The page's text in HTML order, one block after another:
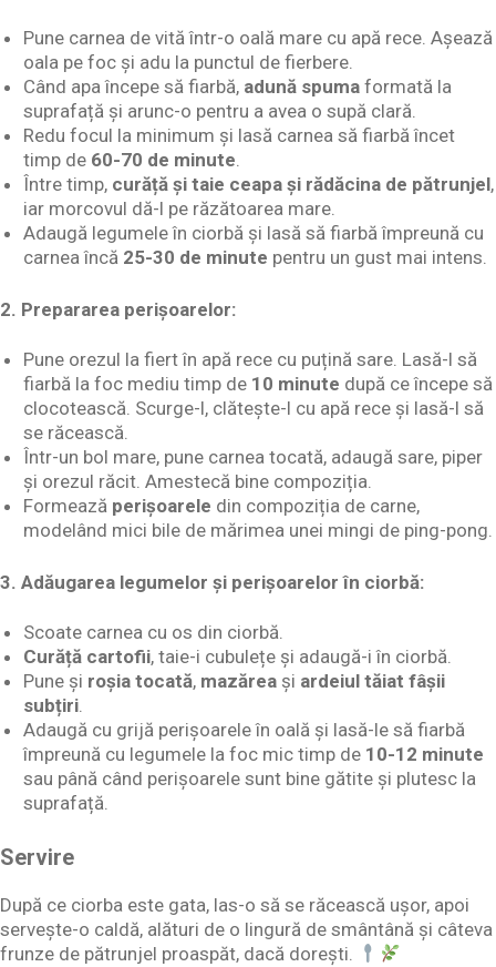
Pune carnea de vită într-o oală mare cu apă rece. Așează
oala pe foc și adu la punctul de fierbere.
Când apa începe să fiarbă, adună spuma formată la
suprafață și arunc-o pentru a avea o supă clară.
Redu focul la minimum și lasă carnea să fiarbă încet
timp de 60-70 de minute
Între timp, curăță și taie ceapa și rădăcina de pătrunjel,
iar morcovul dă-l pe răzătoarea mare.
Adaugă legumele în ciorbă și lasă să fiarbă împreună cu
carnea încă 25-30 de minute pentru un gust mai intens.
2. Prepararea perișoarelor:
Pune orezul la fiert în apă rece cu puțină sare. Lasă-l să
fiarbă la foc mediu timp de 10 minute după ce începe să
clocotească. Scurge-l, clătește-l cu apă rece și lasă-l să
se răcească.
Într-un bol mare, pune carnea tocată, adaugă sare, piper
și orezul răcit. Amestecă bine compoziția.
Formează perișoarele din compoziția de carne,
modelând mici bile de mărimea unei mingi de ping-pong.
3. Adăugarea legumelor și perișoarelor în ciorbă:
Scoate carnea cu os din ciorbă.
Curăță cartofii, taie-i cubulețe și adaugă-i în ciorbă.
Pune și roșia tocată, mazărea și ardeiul tăiat fâșii
subțiri.
Adaugă cu grijă perișoarele în oală și lasă-le să fiarbă
împreună cu legumele la foc mic timp de 10-12 minute
sau până când perișoarele sunt bine gătite și plutesc la
suprafață.
Servire
După ce ciorba este gata, las-o să se răcească ușor, apoi
servește-o caldă, alături de o lingură de smântână și câteva
frunze de pătrunjel proaspăt, dacă dorești.